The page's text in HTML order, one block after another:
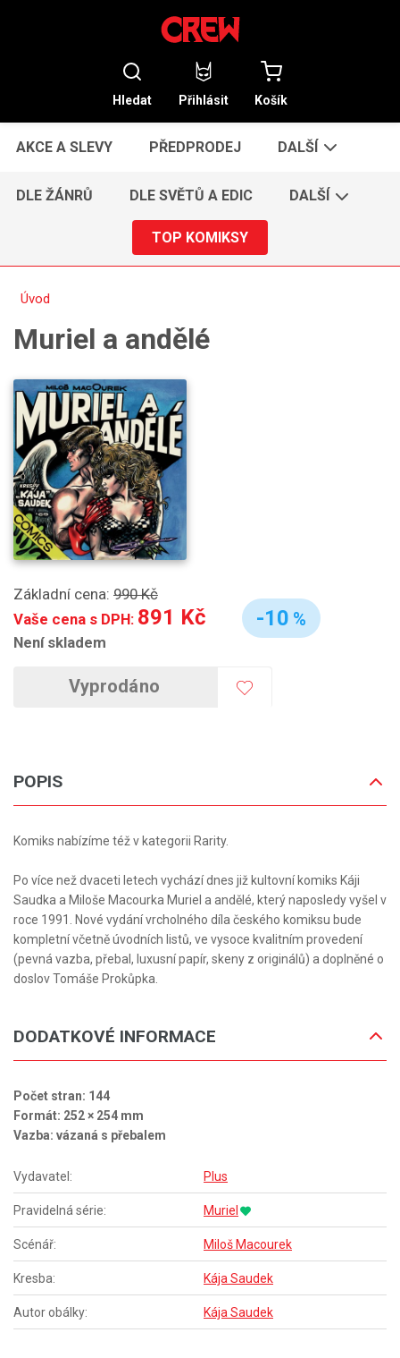
Hledat Přihlásit Košík
AKCE A SLEVY PŘEDPRODEJ DALŠÍ
DLE ŽÁNRŮ DLE SVĚTŮ A EDIC DALŠÍ
TOP KOMIKSY
Úvod
Muriel a andělé
Základní cena: 990 Kč
Vaše cena s DPH: 891 Kč
Není skladem
-10 %
Vyprodáno
POPIS
Komiks nabízíme též v kategorii Rarity.
Po více než dvaceti letech vychází dnes již kultovní komiks Káji
Saudka a Miloše Macourka Muriel a andělé, který naposledy vyšel v
roce 1991. Nové vydání vrcholného díla českého komiksu bude
kompletní včetně úvodních listů, ve vysoce kvalitním provedení
(pevná vazba, přebal, luxusní papír, skeny z originálů) a doplněné o
doslov Tomáše Prokůpka.
DODATKOVÉ INFORMACE
Počet stran: 144
Formát: 252 × 254 mm
Vazba: vázaná s přebalem
Vydavatel: Plus
Pravidelná série: Muriel
Scénář: Miloš Macourek
Kresba: Kája Saudek
Autor obálky: Kája Saudek